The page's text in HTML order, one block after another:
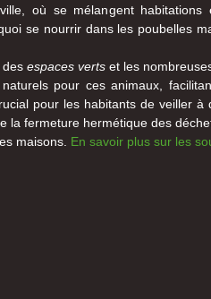
où se mélangent habitations
se nourrir dans les poubelles
des espaces verts et les
pour ces animaux,
pour les habitants de veiller à
la fermeture hermétique des
maisons. En savoir plus sur les